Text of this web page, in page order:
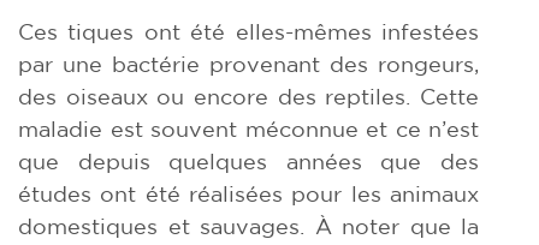
Ces tiques ont été elles-mêmes infestées
par une bactérie provenant des rongeurs,
des oiseaux ou encore des reptiles. Cette
maladie est souvent méconnue et ce n’est
que depuis quelques années que des
études ont été réalisées pour les animaux
domestiques et sauvages. À noter que la